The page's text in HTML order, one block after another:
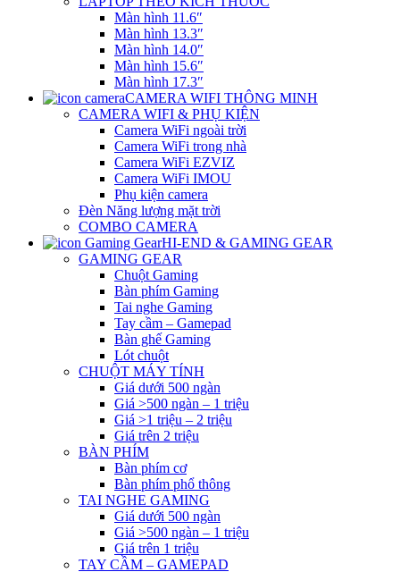
Màn hình 11.6″
Màn hình 13.3″
Màn hình 14.0″
Màn hình 15.6″
Màn hình 17.3″
CAMERA WIFI THÔNG MINH
CAMERA WIFI & PHỤ KIỆN
Camera WiFi ngoài trời
Camera WiFi trong nhà
Camera WiFi EZVIZ
Camera WiFi IMOU
Phụ kiện camera
Đèn Năng lượng mặt trời
COMBO CAMERA
HI-END & GAMING GEAR
GAMING GEAR
Chuột Gaming
Bàn phím Gaming
Tai nghe Gaming
Tay cầm – Gamepad
Bàn ghế Gaming
Lót chuột
CHUỘT MÁY TÍNH
Giá dưới 500 ngàn
Giá >500 ngàn – 1 triệu
Giá >1 triệu – 2 triệu
Giá trên 2 triệu
BÀN PHÍM
Bàn phím cơ
Bàn phím phổ thông
TAI NGHE GAMING
Giá dưới 500 ngàn
Giá >500 ngàn – 1 triệu
Giá trên 1 triệu
TAY CẦM – GAMEPAD